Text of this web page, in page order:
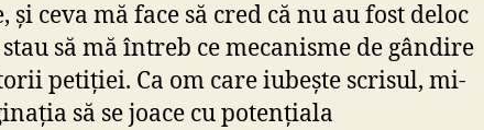
și ceva mă face să cred că nu au fost deloc
să mă întreb ce mecanisme de gândire
petiției. Ca om care iubește scrisul, mi-
să se joace cu potențiala